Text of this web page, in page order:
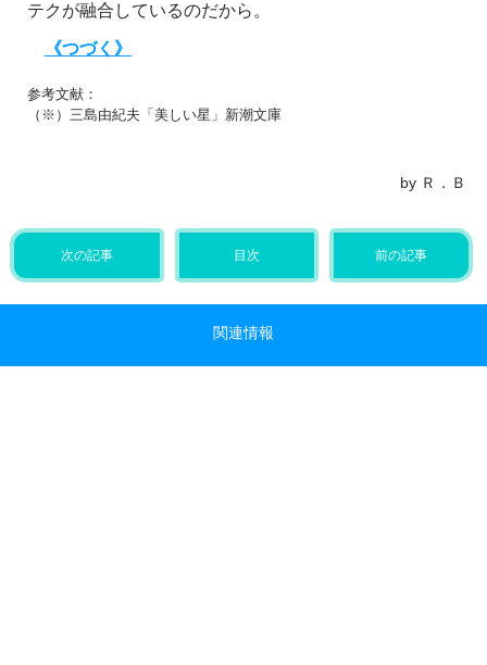
テクが融合しているのだから。
《つづく》
参考文献：
（※）三島由紀夫「美しい星」新潮文庫
by Ｒ．Ｂ
次の記事 目次 前の記事
関連情報